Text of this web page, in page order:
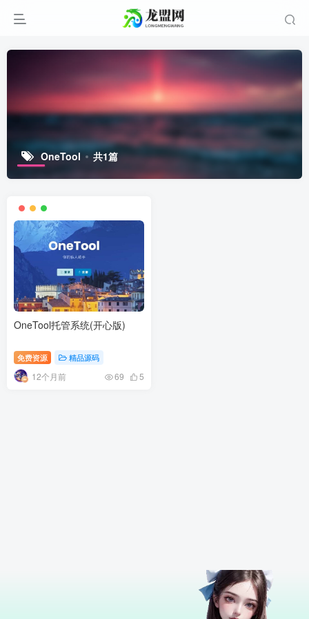
OneTool 共1篇
OneTool托管系统(开心版)
免费资源 精品源码
12个月前 69 5